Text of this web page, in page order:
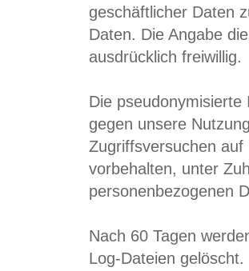
geschäftlicher Daten
Daten. Die Angabe
ausdrücklich freiwillig.
Die
gegen unsere
Zugriffsversuchen
vorbehalten, unter
personenbezogenen
Nach 60 Tagen
Log-Dateien